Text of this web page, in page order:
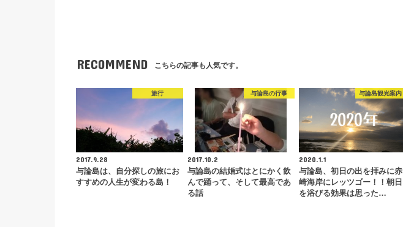
RECOMMEND こちらの記事も人気です。
旅行
2017.9.28
与論島は、自分探しの旅にお
すすめの人生が変わる島！
与論島の行事
2017.10.2
与論島の結婚式はとにかく飲
んで踊って、そして最高であ
る話
与論島観光案内
2020.1.1
与論島、初日の出を拝みに赤
崎海岸にレッツゴー！！朝日
を浴びる効果は思った…